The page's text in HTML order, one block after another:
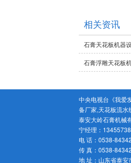
相关资讯
石膏天花板机器
石膏浮雕天花板
中央电视台《我爱
备厂家,天花板流水
泰安大岭石膏机械
宁经理：
电 话：0538-
传 真：0538-
地 址：山东省泰安